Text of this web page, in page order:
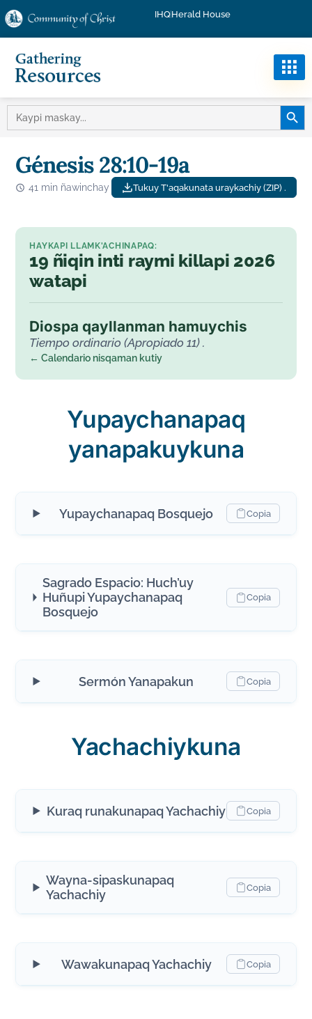
IHQHerald House
Génesis 28:10-19a
Tukuy T'aqakunata uraykachiy (ZIP) .
41 min ñawinchay
HAYKAPI LLAMK'ACHINAPAQ:
19 ñiqin inti raymi killapi 2026
watapi
Diospa qayllanman hamuychis
Tiempo ordinario (Apropiado 11) .
← Calendario nisqaman kutiy
Yupaychanapaq
yanapakuykuna
Yupaychanapaq Bosquejo Copia
Sagrado Espacio: Huch’uy
Huñupi Yupaychanapaq
Bosquejo
Copia
Sermón Yanapakun Copia
Yachachiykuna
Kuraq runakunapaq Yachachiy Copia
Wayna-sipaskunapaq
Yachachiy
Copia
Wawakunapaq Yachachiy Copia